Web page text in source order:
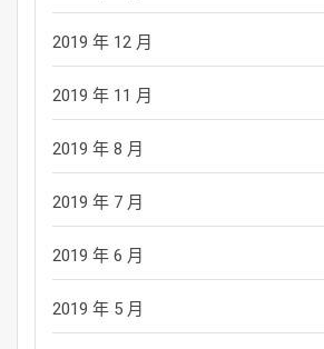
2019 年 12 月
2019 年 11 月
2019 年 8 月
2019 年 7 月
2019 年 6 月
2019 年 5 月